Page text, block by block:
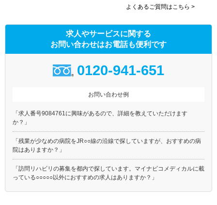
よくあるご質問はこちら >
求人やサービスに関する
お問い合わせはお電話も便利です
0120-941-651
お問い合わせ例
「求人番号9084761に興味があるので、詳細を教えていただけます
か？」
「残業が少なめの病院をJR○○線の沿線で探していますが、おすすめの病
院はありますか？」
「訪問リハビリの募集を都内で探しています。マイナビコメディカルに載
っている○○○○○以外におすすめの求人はありますか？」